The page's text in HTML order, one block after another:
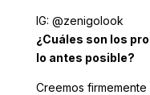
IG: @zenigolook
¿Cuáles son los
lo antes posible?
Creemos